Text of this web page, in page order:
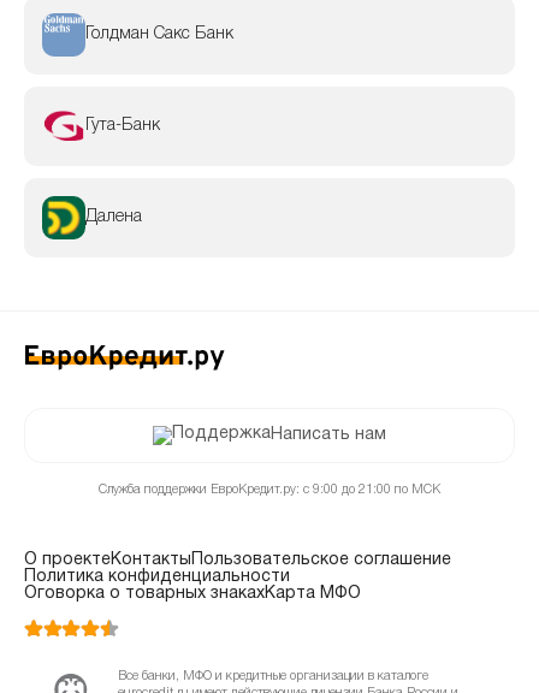
Голдман Сакс Банк
Гута-Банк
Далена
Написать нам
Служба поддержки ЕвроКредит.ру: с 9:00 до 21:00 по МСК
О проектеКонтакты Пользовательское соглашение
Политика конфиденциальности
Оговорка о товарных знакахКарта МФО
Все банки, МФО и кредитные организации в каталоге